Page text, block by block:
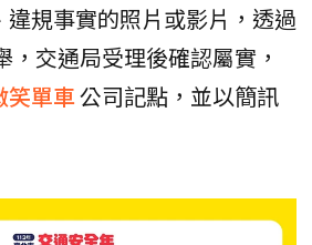
違規事實的照片或影片，透過
，交通局受理後確認屬實，
笑單車公司記點，並以簡訊